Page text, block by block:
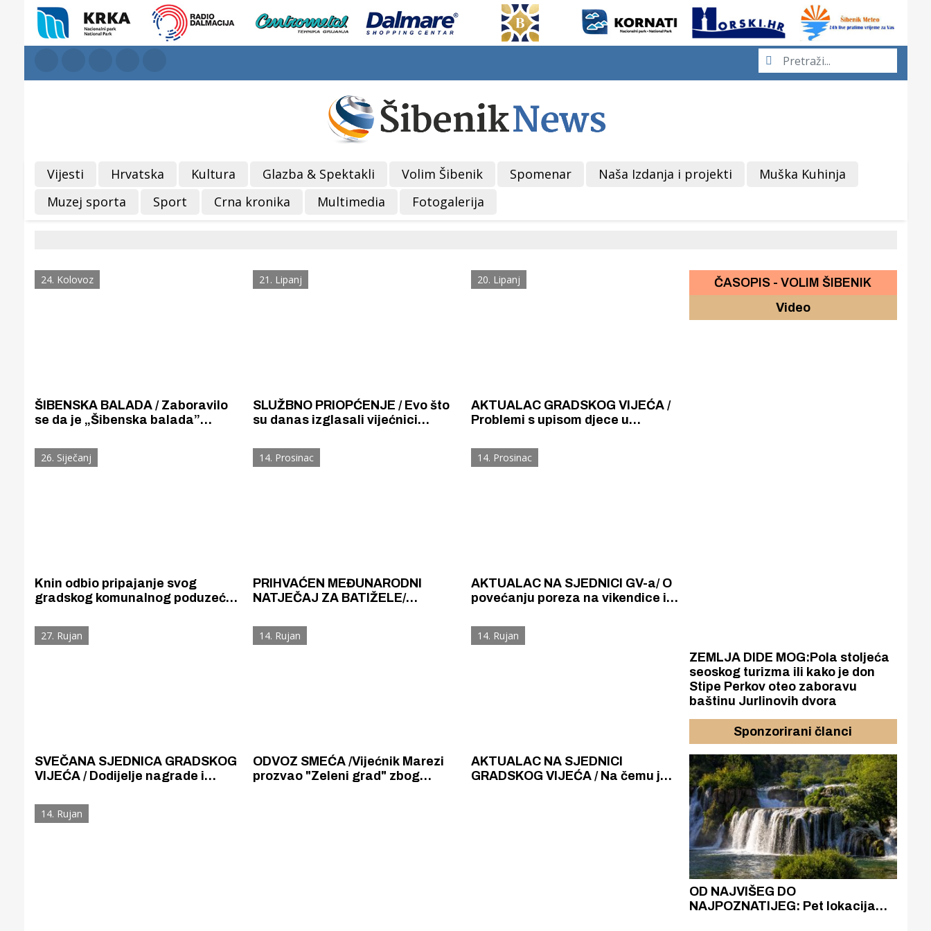
Vijesti Hrvatska Kultura Glazba & Spektakli Volim Šibenik Spomenar Naša Izdanja i projekti
Muška Kuhinja
Muzej sporta
Sport Crna kronika Multimedia Fotogalerija
24. Kolovoz
ŠIBENSKA BALADA / Zaboravilo
se da je „Šibenska balada”
Grada Šibenika. Od 2016. nije kao
himna izvedena nikada i ni u
21. Lipanj
SLUŽBNO PRIOPĆENJE / Evo što
su danas izglasali vijećnici
20. Lipanj
AKTUALAC GRADSKOG VIJEĆA /
Problemi s upisom djece u
Kapriju, ostvarenim ili
neostvarenim obećanjima...
26. Siječanj
Knin odbio pripajanje svog
gradskog komunalnog poduzeća
odvodnja” jer bi ono bilo štetno za
Knin i kninski kraj
14. Prosinac
PRIHVAĆEN MEĐUNARODNI
NATJEČAJ ZA BATIŽELE/
vijećncima i građanima da
Šibenik od danas neće biti isti i da
14. Prosinac
AKTUALAC NA SJEDNICI GV-a/ O
povećanju poreza na vikendice i
videonadzoru, elitizmu JU
Tvrđave kulture ...
27. Rujan
SVEČANA SJEDNICA GRADSKOG
VIJEĆA / Dodijelje nagrade i
Grada Šibenika
14. Rujan
ODVOZ SMEĆA /Vijećnik Marezi
prozvao "Zeleni grad" zbog
14. Rujan
AKTUALAC NA SJEDNICI
GRADSKOG VIJEĆA / Na čemu je
14. Rujan
ČASOPIS - VOLIM ŠIBENIK
Video
ZEMLJA DIDE MOG:Pola stoljeća
seoskog turizma ili kako je don
Stipe Perkov oteo zaboravu
baštinu Jurlinovih dvora
Sponzorirani članci
OD NAJVIŠEG DO
NAJPOZNATIJEG: Pet lokacija